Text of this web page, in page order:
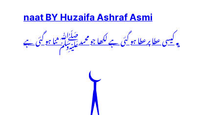
naat BY Huzaifa Ashraf Asmi
یہ کیسی عطا پرعطا ہو گئی ہے لکھا جو محمدﷺ ثنا ہو گئی ہے